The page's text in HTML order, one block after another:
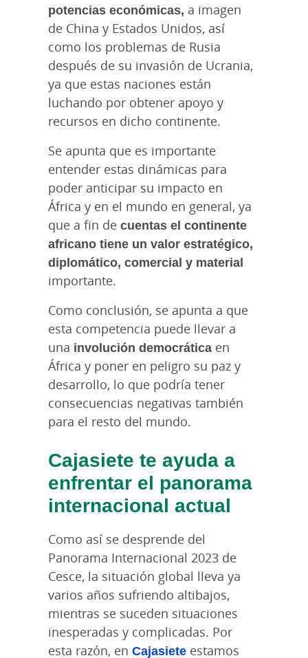
potencias económicas, a imagen
de China y Estados Unidos, así
como los problemas de Rusia
después de su invasión de Ucrania,
ya que estas naciones están
luchando por obtener apoyo y
recursos en dicho continente.
Se apunta que es importante
entender estas dinámicas para
poder anticipar su impacto en
África y en el mundo en general, ya
que a fin de cuentas el continente
africano tiene un valor estratégico,
diplomático, comercial y material
importante.
Como conclusión, se apunta a que
esta competencia puede llevar a
una involución democrática en
África y poner en peligro su paz y
desarrollo, lo que podría tener
consecuencias negativas también
para el resto del mundo.
Cajasiete te ayuda a
enfrentar el panorama
internacional actual
Como así se desprende del
Panorama Internacional 2023 de
Cesce, la situación global lleva ya
varios años sufriendo altibajos,
mientras se suceden situaciones
inesperadas y complicadas. Por
esta razón, en Cajasiete estamos